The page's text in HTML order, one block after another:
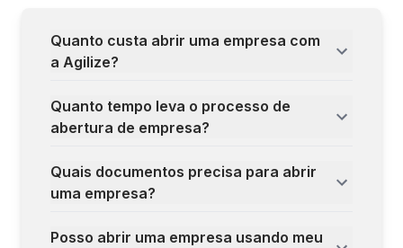
Quanto custa abrir uma empresa com
a Agilize?
Quanto tempo leva o processo de
abertura de empresa?
Quais documentos precisa para abrir
uma empresa?
Posso abrir uma empresa usando meu